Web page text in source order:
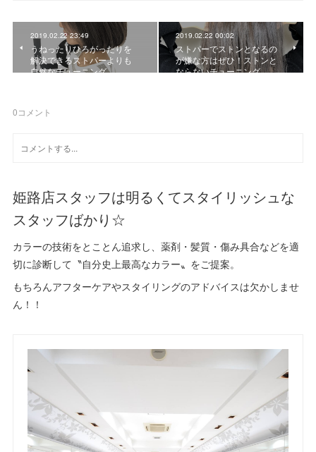
2019.02.22 23:49
うねったりひろがったりを
解決できるストパーよりも
自然なチューニング
2019.02.22 00:02
ストパーでストンとなるの
が嫌な方はぜひ！ストンと
ならないチューニング
0コメント
姫路店スタッフは明るくてスタイリッシュな
スタッフばかり☆
カラーの技術をとことん追求し、薬剤・髪質・傷み具合などを適
切に診断して〝自分史上最高なカラー〟をご提案。
もちろんアフターケアやスタイリングのアドバイスは欠かしませ
ん！！